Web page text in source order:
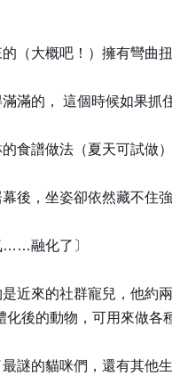
（大概吧！）擁有彎曲扭
滿的， 這個時候如果抓
食譜做法（夏天可試做）
後，坐姿卻依然藏不住強
……融化了〕
近來的社群寵兒，他約
後的動物，可用來做各
謎的貓咪們，還有其他